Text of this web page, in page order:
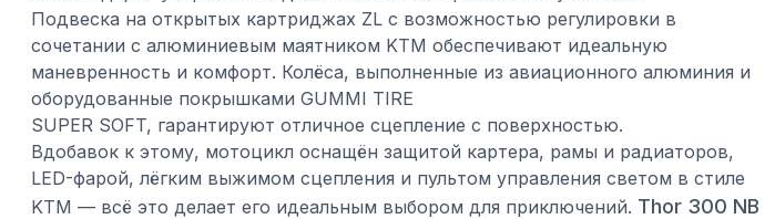
Подвеска на открытых картриджах ZL с возможностью регулировки в
сочетании с алюминиевым маятником KTM обеспечивают идеальную
маневренность и комфорт. Колёса, выполненные из авиационного алюминия и
оборудованные покрышками GUMMI TIRE
SUPER SOFT, гарантируют отличное сцепление с поверхностью.
Вдобавок к этому, мотоцикл оснащён защитой картера, рамы и радиаторов,
LED-фарой, лёгким выжимом сцепления и пультом управления светом в стиле
KTM — всё это делает его идеальным выбором для приключений. Thor 300 NB